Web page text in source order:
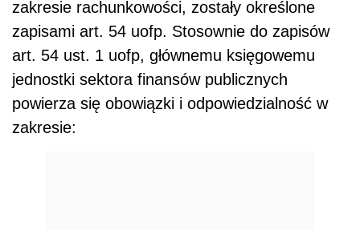
zakresie rachunkowości, zostały określone
zapisami art. 54 uofp. Stosownie do zapisów
art. 54 ust. 1 uofp, głównemu księgowemu
jednostki sektora finansów publicznych
powierza się obowiązki i odpowiedzialność w
zakresie: